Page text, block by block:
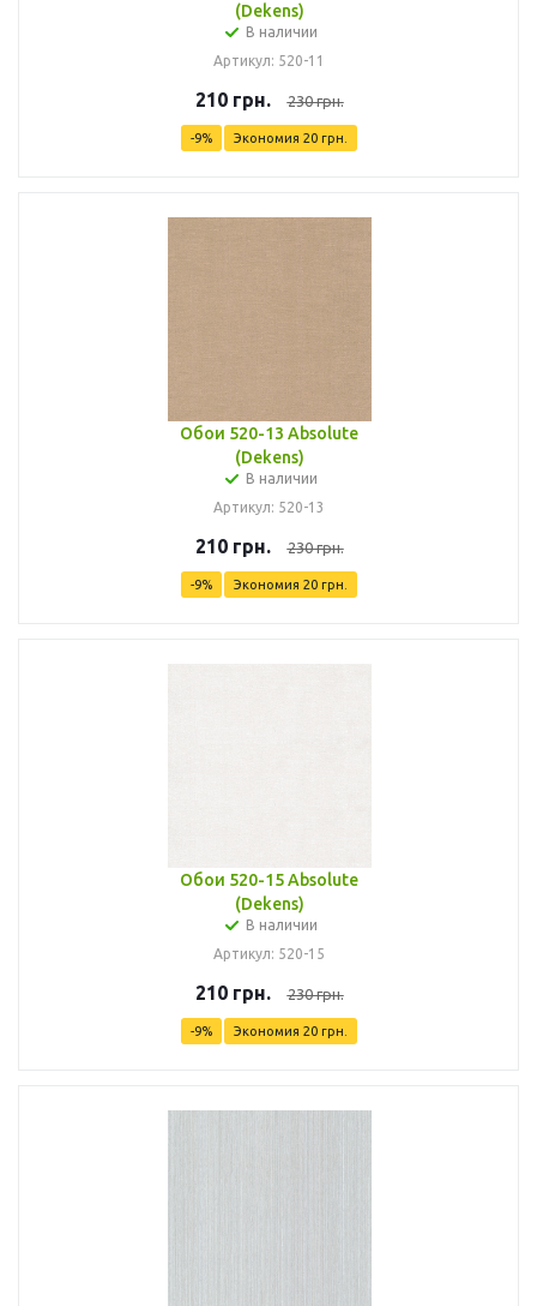
(Dekens)
В наличии
Артикул: 520-11
210грн. 230грн.
-9% Экономия 20 грн.
Обои 520-13 Absolute
(Dekens)
В наличии
Артикул: 520-13
210грн. 230грн.
-9% Экономия 20 грн.
Обои 520-15 Absolute
(Dekens)
В наличии
Артикул: 520-15
210грн. 230грн.
-9% Экономия 20 грн.